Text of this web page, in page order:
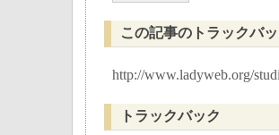
この記事のトラックバ
http://www.ladyweb.org/
トラックバック